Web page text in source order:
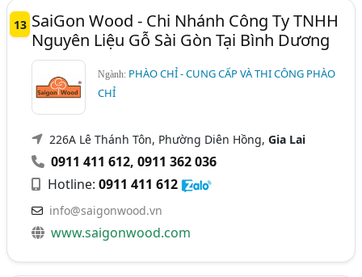
13 SaiGon Wood - Chi Nhánh Công Ty TNHH
Nguyên Liệu Gỗ Sài Gòn Tại Bình Dương
Ngành: PHÀO CHỈ - CUNG CẤP VÀ THI CÔNG PHÀO
CHỈ
226A Lê Thánh Tôn, Phường Diên Hồng,Gia Lai
0911 411 612,0911 362 036
Hotline:0911 411 612
info@saigonwood.vn
www.saigonwood.com